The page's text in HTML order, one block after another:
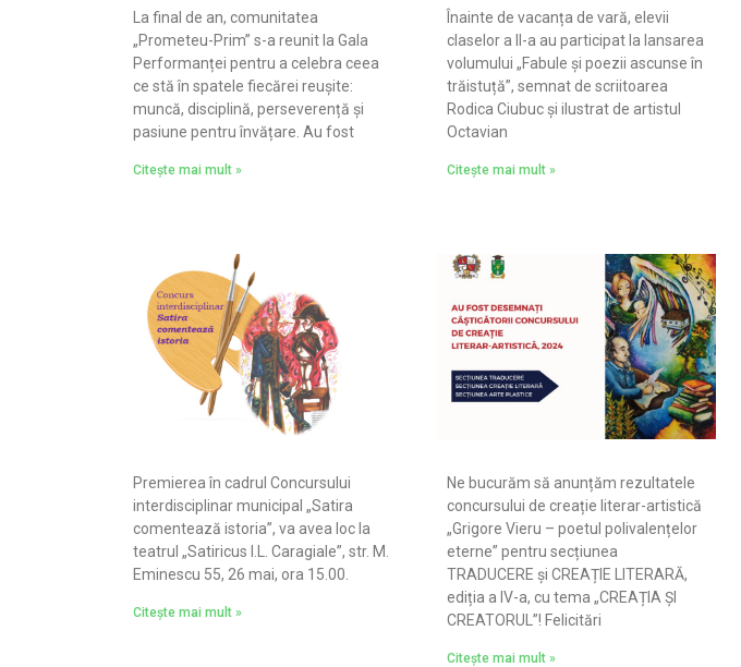
La final de an, comunitatea
„Prometeu-Prim” s-a reunit la Gala
Performanței pentru a celebra ceea
ce stă în spatele fiecărei reușite:
muncă, disciplină, perseverență și
pasiune pentru învățare. Au fost
Citește mai mult »
Înainte de vacanța de vară, elevii
claselor a II-a au participat la lansarea
volumului „Fabule și poezii ascunse în
trăistuță”, semnat de scriitoarea
Rodica Ciubuc și ilustrat de artistul
Octavian
Citește mai mult »
Premierea în cadrul Concursului
interdisciplinar municipal „Satira
comentează istoria”, va avea loc la
teatrul „Satiricus I.L. Caragiale”, str. M.
Eminescu 55, 26 mai, ora 15.00.
Citește mai mult »
Ne bucurăm să anunțăm rezultatele
concursului de creație literar-artistică
„Grigore Vieru – poetul polivalențelor
eterne” pentru secțiunea
TRADUCERE și CREAȚIE LITERARĂ,
ediția a IV-a, cu tema „CREAȚIA ȘI
CREATORUL”! Felicitări
Citește mai mult »